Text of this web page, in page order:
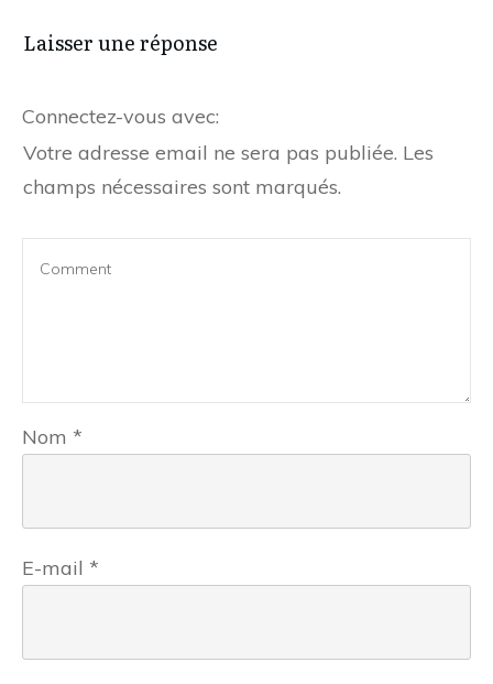
Laisser une réponse
Connectez-vous avec:
Votre adresse email ne sera pas publiée. Les
champs nécessaires sont marqués.
Nom *
E-mail *